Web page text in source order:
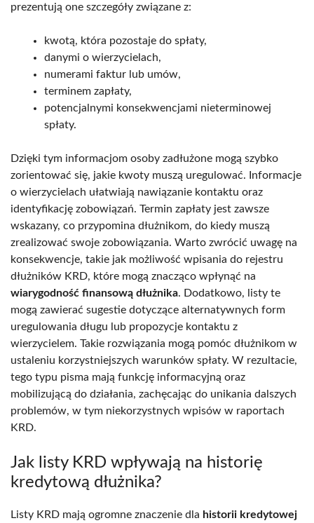
prezentują one szczegóły związane z:
kwotą, która pozostaje do spłaty,
danymi o wierzycielach,
numerami faktur lub umów,
terminem zapłaty,
potencjalnymi konsekwencjami nieterminowej
spłaty.
Dzięki tym informacjom osoby zadłużone mogą szybko
zorientować się, jakie kwoty muszą uregulować. Informacje
o wierzycielach ułatwiają nawiązanie kontaktu oraz
identyfikację zobowiązań. Termin zapłaty jest zawsze
wskazany, co przypomina dłużnikom, do kiedy muszą
zrealizować swoje zobowiązania. Warto zwrócić uwagę na
konsekwencje, takie jak możliwość wpisania do rejestru
dłużników KRD, które mogą znacząco wpłynąć na
wiarygodność finansową dłużnika. Dodatkowo, listy te
mogą zawierać sugestie dotyczące alternatywnych form
uregulowania długu lub propozycje kontaktu z
wierzycielem. Takie rozwiązania mogą pomóc dłużnikom w
ustaleniu korzystniejszych warunków spłaty. W rezultacie,
tego typu pisma mają funkcję informacyjną oraz
mobilizującą do działania, zachęcając do unikania dalszych
problemów, w tym niekorzystnych wpisów w raportach
KRD.
Jak listy KRD wpływają na historię
kredytową dłużnika?
Listy KRD mają ogromne znaczenie dla historii kredytowej